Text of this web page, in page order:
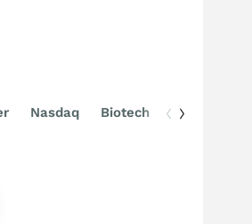
Nasdaq Biotech DAX